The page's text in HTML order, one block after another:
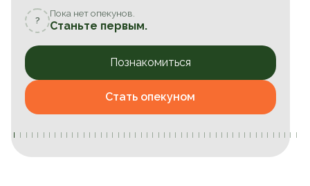
?
Пока нет опекунов.
Станьте первым.
Познакомиться
Стать опекуном